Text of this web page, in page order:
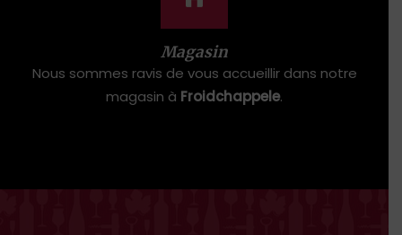
Magasin
Nous sommes ravis de vous accueillir dans notre
magasin à Froidchappele.